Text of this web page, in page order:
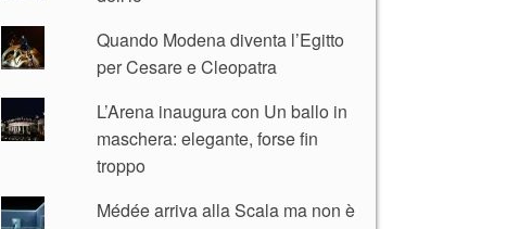
Quando Modena diventa l’Egitto
per Cesare e Cleopatra
L’Arena inaugura con Un ballo in
maschera: elegante, forse fin
troppo
Médée arriva alla Scala ma non è